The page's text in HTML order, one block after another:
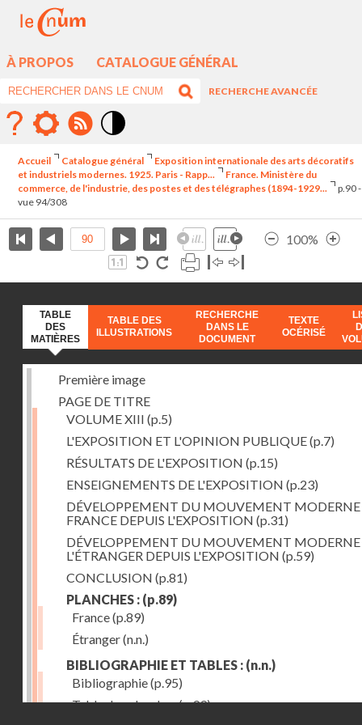
À PROPOS CATALOGUE GÉNÉRAL
RECHERCHE AVANCÉE
élévé
Accueil Catalogue général
Exposition internationale des arts décoratifs
et industriels modernes. 1925. Paris - Rapp...
France. Ministère du
commerce, de l'industrie, des postes et des télégraphes (1894-1929...
p.90 -
vue 94/308
100%
TABLE
DES
MATIÈRES
TABLE DES
ILLUSTRATIONS
RECHERCHE
DANS LE
DOCUMENT
TEXTE
OCÉRISÉ
Première image
PAGE DE TITRE
VOLUME XIII (p.5)
L'EXPOSITION ET L'OPINION PUBLIQUE(p.7)
RÉSULTATS DE L'EXPOSITION (p.15)
ENSEIGNEMENTS DE L'EXPOSITION (p.23)
DÉVELOPPEMENT DU MOUVEMENT
FRANCE DEPUIS L'EXPOSITION (p.31)
DÉVELOPPEMENT DU MOUVEMENT
L'ÉTRANGER DEPUIS L'EXPOSITION (p.59)
CONCLUSION (p.81)
PLANCHES : (p.89)
France(p.89)
Étranger(n.n.)
BIBLIOGRAPHIE ET TABLES : (n.n.)
Bibliographie(p.95)
Table des planches(p.99)